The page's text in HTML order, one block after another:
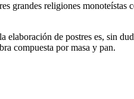
grandes religiones
elaboración de postres es, sin
compuesta por masa y pan.